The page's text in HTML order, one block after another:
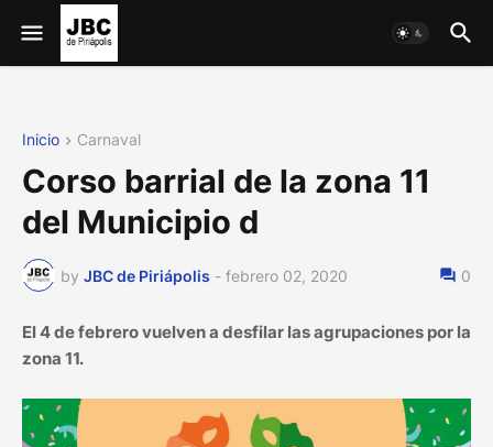
Inicio Carnaval
Corso barrial de la zona 11
del Municipio d
by JBC de Piriápolis - febrero 02, 2020 0
El 4 de febrero vuelven a desfilar las agrupaciones por la
zona 11.